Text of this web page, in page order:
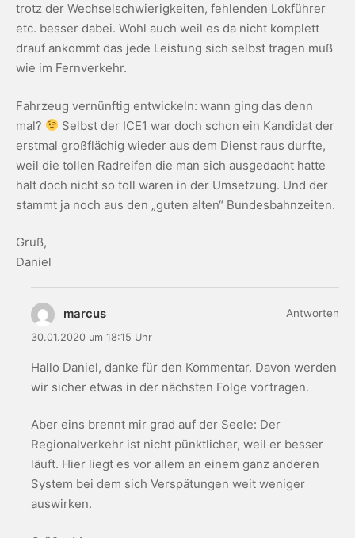
trotz der Wechselschwierigkeiten, fehlenden Lokführer
etc. besser dabei. Wohl auch weil es da nicht komplett
drauf ankommt das jede Leistung sich selbst tragen muß
wie im Fernverkehr.
Fahrzeug vernünftig entwickeln: wann ging das denn
mal?
Selbst der ICE1 war doch schon ein Kandidat der
erstmal großflächig wieder aus dem Dienst raus durfte,
weil die tollen Radreifen die man sich ausgedacht hatte
halt doch nicht so toll waren in der Umsetzung. Und der
stammt ja noch aus den „guten alten“ Bundesbahnzeiten.
Gruß,
Daniel
marcus
30.01.2020 um 18:15 Uhr
Hallo Daniel, danke für den Kommentar. Davon werden
wir sicher etwas in der nächsten Folge vortragen.
Aber eins brennt mir grad auf der Seele: Der
Regionalverkehr ist nicht pünktlicher, weil er besser
läuft. Hier liegt es vor allem an einem ganz anderen
System bei dem sich Verspätungen weit weniger
auswirken.
Antworten